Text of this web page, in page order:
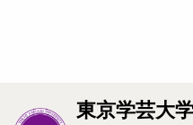
東京学芸大